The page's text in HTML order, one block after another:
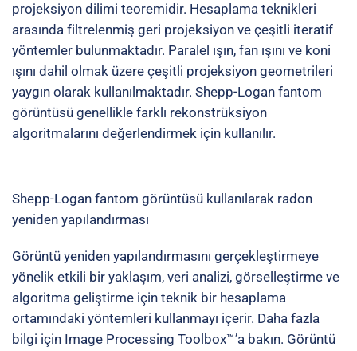
projeksiyon dilimi teoremidir. Hesaplama teknikleri
arasında filtrelenmiş geri projeksiyon ve çeşitli iteratif
yöntemler bulunmaktadır. Paralel ışın, fan ışını ve koni
ışını dahil olmak üzere çeşitli projeksiyon geometrileri
yaygın olarak kullanılmaktadır. Shepp-Logan fantom
görüntüsü genellikle farklı rekonstrüksiyon
algoritmalarını değerlendirmek için kullanılır.
Shepp-Logan fantom görüntüsü kullanılarak radon
yeniden yapılandırması
Görüntü yeniden yapılandırmasını gerçekleştirmeye
yönelik etkili bir yaklaşım, veri analizi, görselleştirme ve
algoritma geliştirme için teknik bir hesaplama
ortamındaki yöntemleri kullanmayı içerir. Daha fazla
bilgi için Image Processing Toolbox™’a bakın. Görüntü